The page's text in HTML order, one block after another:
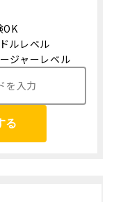
OK
ルレベル
ジャーレベル
る